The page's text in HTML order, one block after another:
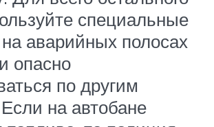
специальные
аварийных полосах
опасно
по другим
на автобане